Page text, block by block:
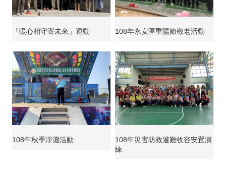
「暖心相守寄未來」運動 108年永安區重陽節敬老活動
108年秋季淨灘活動
108年災害防救避難收容安置演
練